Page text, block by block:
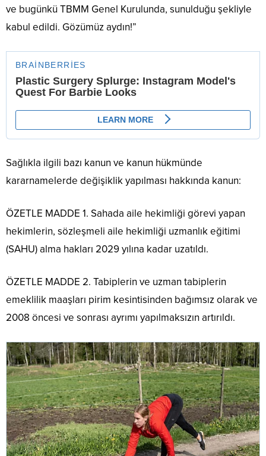
ve bugünkü TBMM Genel Kurulunda, sunulduğu şekliyle
kabul edildi. Gözümüz aydın!”
Sağlıkla ilgili bazı kanun ve kanun hükmünde
kararnamelerde değişiklik yapılması hakkında kanun:
ÖZETLE MADDE 1. Sahada aile hekimliği görevi yapan
hekimlerin, sözleşmeli aile hekimliği uzmanlık eğitimi
(SAHU) alma hakları 2029 yılına kadar uzatıldı.
ÖZETLE MADDE 2. Tabiplerin ve uzman tabiplerin
emeklilik maaşları pirim kesintisinden bağımsız olarak ve
2008 öncesi ve sonrası ayrımı yapılmaksızın artırıldı.